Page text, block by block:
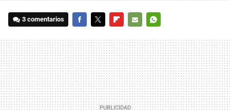
3 comentarios
MAIL